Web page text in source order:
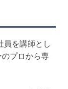
員を講師とし
プロから専